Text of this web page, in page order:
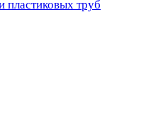
пластиковых труб